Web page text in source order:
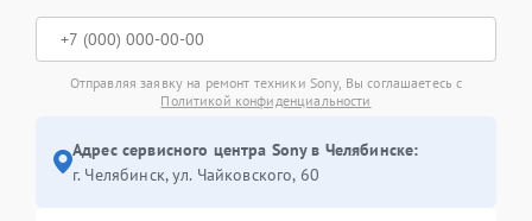
Отправляя заявку на ремонт техники Sony, Вы соглашаетесь с
Политикой конфиденциальности
Адрес сервисного центра Sony в Челябинске:
г. Челябинск, ул. Чайковского, 60